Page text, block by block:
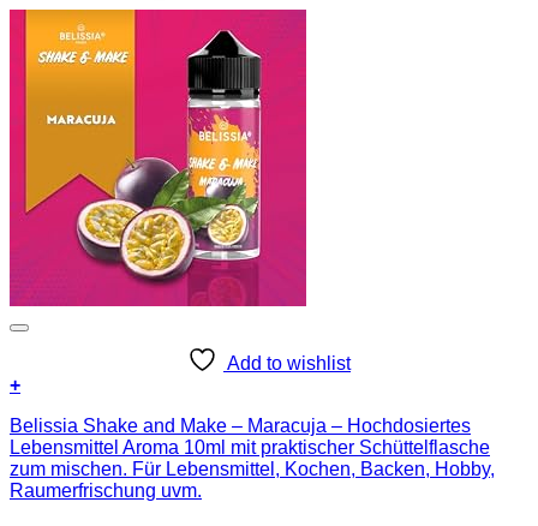
Add to wishlist
+
Belissia Shake and Make – Maracuja – Hochdosiertes
Lebensmittel Aroma 10ml mit praktischer Schüttelflasche
zum mischen. Für Lebensmittel, Kochen, Backen, Hobby,
Raumerfrischung uvm.